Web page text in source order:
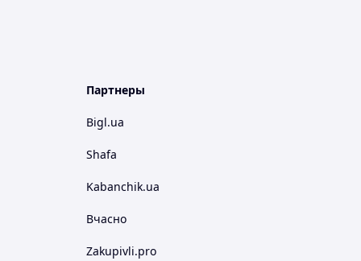
Партнеры
Bigl.ua
Shafa
Kabanchik.ua
Вчасно
Zakupivli.pro